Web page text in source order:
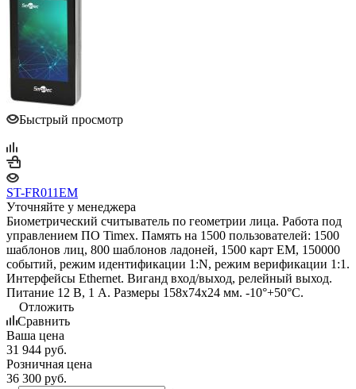
Быстрый просмотр
ST-FR011EM
Уточняйте у менеджера
Биометрический считыватель по геометрии лица. Работа под
управлением ПО Timex. Память на 1500 пользователей: 1500
шаблонов лиц, 800 шаблонов ладоней, 1500 карт ЕМ, 150000
событий, режим идентификации 1:N, режим верификации 1:1.
Интерфейсы Ethernet. Виганд вход/выход, релейный выход.
Питание 12 В, 1 А. Размеры 158х74х24 мм. -10°+50°С.
Отложить
Сравнить
Ваша цена
31 944 руб.
Розничная цена
36 300 руб.